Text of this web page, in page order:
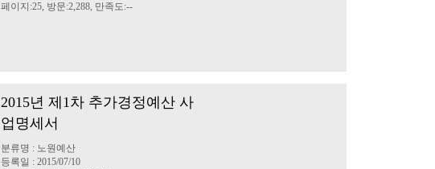
페이지:25, 방문:2,288, 만족도:--
2015년 제1차 추가경정예산 사
업명세서
분류명 : 노원예산
등록일 : 2015/07/10